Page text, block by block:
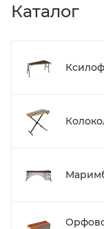
Каталог